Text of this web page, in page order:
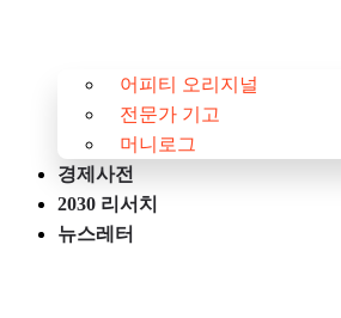
어피티 오리지널
전문가 기고
머니로그
경제사전
2030 리서치
뉴스레터